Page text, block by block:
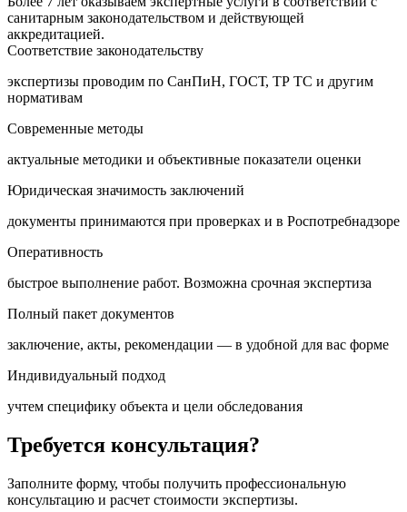
санитарным законодательством и действующей
аккредитацией.
Соответствие законодательству
экспертизы проводим по СанПиН, ГОСТ, ТР ТС и другим
нормативам
Современные методы
актуальные методики и объективные показатели оценки
Юридическая значимость заключений
документы принимаются при проверках и в Роспотребнадзоре
Оперативность
быстрое выполнение работ. Возможна срочная экспертиза
Полный пакет документов
заключение, акты, рекомендации — в удобной для вас форме
Индивидуальный подход
учтем специфику объекта и цели обследования
Требуется консультация?
Заполните форму, чтобы получить профессиональную
консультацию и расчет стоимости экспертизы.